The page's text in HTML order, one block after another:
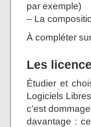
par exemple)
– La
À compléter
Les
Étudier et
Logiciels
c’est
davantage :